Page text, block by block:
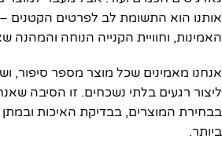
אותנו הוא התשומת לב לפרטים הקטנים
האמינות, וחוויית הקנייה הנוחה והמהנה
אנחנו מאמינים שכל מוצר מספר סיפור,
ליצור רגעים בלתי נשכחים. זו הסיבה
בבחירת המוצרים, בבדיקת האיכות
ביותר.